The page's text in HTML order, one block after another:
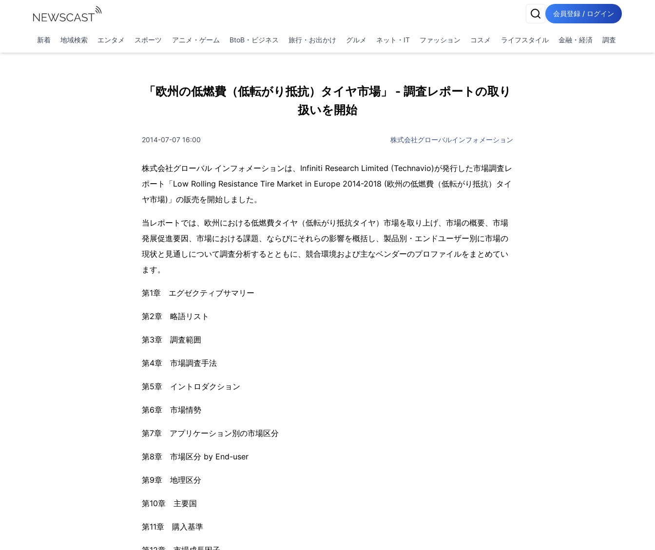
会員登録 / ログイン
新着 地域検索 エンタメ スポーツ アニメ・ゲーム BtoB・ビジネス 旅行・お出かけ グルメ ネット・IT ファッション コスメ ライフスタイル 金融・経済 調査
「欧州の低燃費（低転がり抵抗）タイヤ市場」 - 調査レポートの取り
扱いを開始
2014-07-07 16:00 株式会社グローバルインフォメーション
株式会社グローバル インフォメーションは、Infiniti Research Limited (Technavio)が発行した市場調査レ
ポート「Low Rolling Resistance Tire Market in Europe 2014-2018 (欧州の低燃費（低転がり抵抗）タイ
ヤ市場)」の販売を開始しました。
当レポートでは、欧州における低燃費タイヤ（低転がり抵抗タイヤ）市場を取り上げ、市場の概要、市場
発展促進要因、市場における課題、ならびにそれらの影響を概括し、製品別・エンドユーザー別に市場の
現状と見通しについて調査分析するとともに、競合環境および主なベンダーのプロファイルをまとめてい
ます。
第1章 エグゼクティブサマリー
第2章 略語リスト
第3章 調査範囲
第4章 市場調査手法
第5章 イントロダクション
第6章 市場情勢
第7章 アプリケーション別の市場区分
第8章 市場区分 by End-user
第9章 地理区分
第10章 主要国
第11章 購入基準